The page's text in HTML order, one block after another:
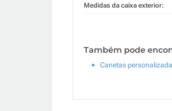
Medidas da caixa exterior:
Também pode
Canetas